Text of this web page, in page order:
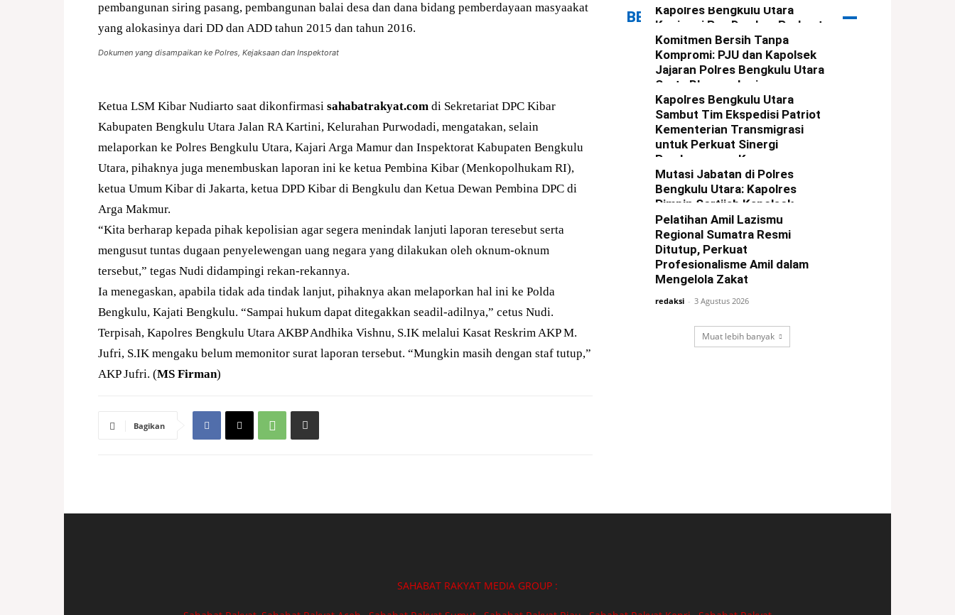
pembangunan siring pasang, pembangunan balai desa dan dana bidang pemberdayaan masyaakat
yang alokasinya dari DD dan ADD tahun 2015 dan tahun 2016.
Dokumen yang disampaikan ke Polres, Kejaksaan dan Inspektorat
Ketua LSM Kibar Nudiarto saat dikonfirmasi sahabatrakyat.com di Sekretariat DPC Kibar
Kabupaten Bengkulu Utara Jalan RA Kartini, Kelurahan Purwodadi, mengatakan, selain
melaporkan ke Polres Bengkulu Utara, Kajari Arga Mamur dan Inspektorat Kabupaten Bengkulu
Utara, pihaknya juga menembuskan laporan ini ke ketua Pembina Kibar (Menkopolhukam RI),
ketua Umum Kibar di Jakarta, ketua DPD Kibar di Bengkulu dan Ketua Dewan Pembina DPC di
Arga Makmur.
“Kita berharap kepada pihak kepolisian agar segera menindak lanjuti laporan teresebut serta
mengusut tuntas dugaan penyelewengan uang negara yang dilakukan oleh oknum-oknum
tersebut,” tegas Nudi didampingi rekan-rekannya.
Ia menegaskan, apabila tidak ada tindak lanjut, pihaknya akan melaporkan hal ini ke Polda
Bengkulu, Kajati Bengkulu. “Sampai hukum dapat ditegakkan seadil-adilnya,” cetus Nudi.
Terpisah, Kapolres Bengkulu Utara AKBP Andhika Vishnu, S.IK melalui Kasat Reskrim AKP M.
Jufri, S.IK mengaku belum memonitor surat laporan tersebut. “Mungkin masih dengan staf tutup,”
AKP Jufri. (MS Firman)
Bagikan
BERITA PILIHAN
Kapolres Bengkulu Utara
Kunjungi Pos Damkar, Perkuat
Sinergi Cegah Karhutla
redaksi - 6 Agustus 2026
Komitmen Bersih Tanpa
Kompromi: PJU dan Kapolsek
Jajaran Polres Bengkulu Utara
Serta Bhayangkari
Tandatangani Pakta Integritas
redaksi - 4 Agustus 2026
Kapolres Bengkulu Utara
Sambut Tim Ekspedisi Patriot
Kementerian Transmigrasi
untuk Perkuat Sinergi
Pembangunan Kawasan
redaksi - 5 Agustus 2026
Mutasi Jabatan di Polres
Bengkulu Utara: Kapolres
Pimpin Sertijab Kapolsek
Ketahun dan Giri Mulya
redaksi - 3 Agustus 2026
Pelatihan Amil Lazismu
Regional Sumatra Resmi
Ditutup, Perkuat
Profesionalisme Amil dalam
Mengelola Zakat
redaksi - 3 Agustus 2026
Muat lebih banyak
SAHABAT RAKYAT MEDIA GROUP :